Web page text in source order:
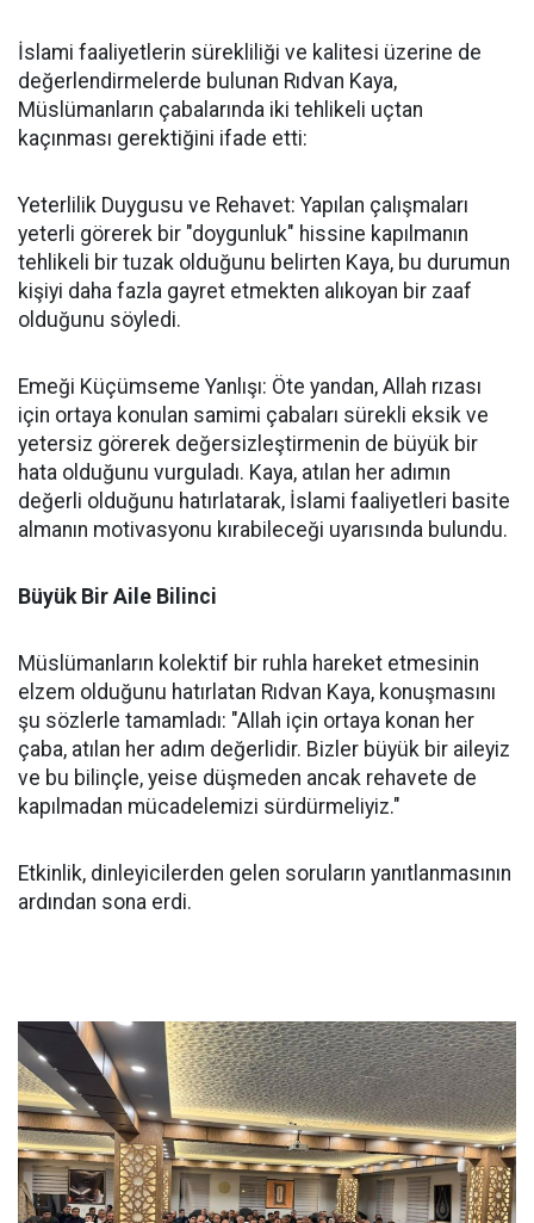
İslami faaliyetlerin sürekliliği ve kalitesi üzerine de
değerlendirmelerde bulunan Rıdvan Kaya,
Müslümanların çabalarında iki tehlikeli uçtan
kaçınması gerektiğini ifade etti:
Yeterlilik Duygusu ve Rehavet: Yapılan çalışmaları
yeterli görerek bir "doygunluk" hissine kapılmanın
tehlikeli bir tuzak olduğunu belirten Kaya, bu durumun
kişiyi daha fazla gayret etmekten alıkoyan bir zaaf
olduğunu söyledi.
Emeği Küçümseme Yanlışı: Öte yandan, Allah rızası
için ortaya konulan samimi çabaları sürekli eksik ve
yetersiz görerek değersizleştirmenin de büyük bir
hata olduğunu vurguladı. Kaya, atılan her adımın
değerli olduğunu hatırlatarak, İslami faaliyetleri basite
almanın motivasyonu kırabileceği uyarısında bulundu.
Büyük Bir Aile Bilinci
Müslümanların kolektif bir ruhla hareket etmesinin
elzem olduğunu hatırlatan Rıdvan Kaya, konuşmasını
şu sözlerle tamamladı: "Allah için ortaya konan her
çaba, atılan her adım değerlidir. Bizler büyük bir aileyiz
ve bu bilinçle, yeise düşmeden ancak rehavete de
kapılmadan mücadelemizi sürdürmeliyiz."
Etkinlik, dinleyicilerden gelen soruların yanıtlanmasının
ardından sona erdi.